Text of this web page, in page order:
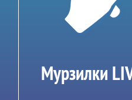
Мурзилки